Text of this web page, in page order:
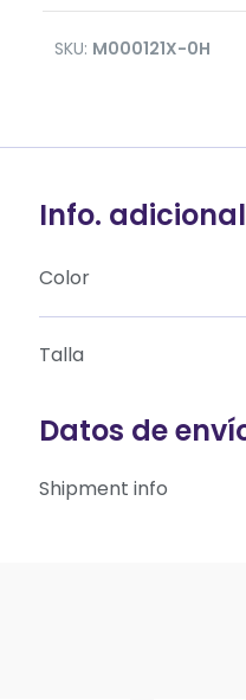
SKU: M000121X-0H
Info. adicional
Color
Talla
Datos de
Shipment info